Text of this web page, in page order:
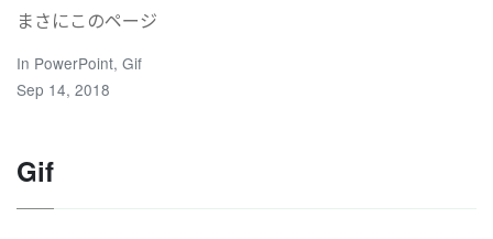
まさにこのページ
In PowerPoint, Gif
Sep 14, 2018
Gif